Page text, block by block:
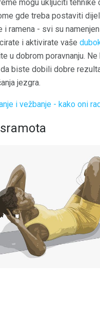
mogu uključiti tehnike
gde treba postaviti
i ramena - svi su
i aktivirate vaše
u dobrom poravnanju.
biste dobili dobre
jezgra.
i vežbanje - kako oni